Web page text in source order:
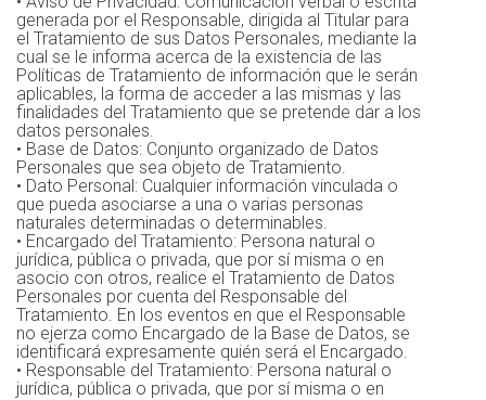
generada por el Responsable, dirigida al Titular para
el Tratamiento de sus Datos Personales, mediante la
cual se le informa acerca de la existencia de las
Políticas de Tratamiento de información que le serán
aplicables, la forma de acceder a las mismas y las
finalidades del Tratamiento que se pretende dar a los
datos personales.
• Base de Datos: Conjunto organizado de Datos
Personales que sea objeto de Tratamiento.
• Dato Personal: Cualquier información vinculada o
que pueda asociarse a una o varias personas
naturales determinadas o determinables.
• Encargado del Tratamiento: Persona natural o
jurídica, pública o privada, que por sí misma o en
asocio con otros, realice el Tratamiento de Datos
Personales por cuenta del Responsable del
Tratamiento. En los eventos en que el Responsable
no ejerza como Encargado de la Base de Datos, se
identificará expresamente quién será el Encargado.
• Responsable del Tratamiento: Persona natural o
jurídica, pública o privada, que por sí misma o en